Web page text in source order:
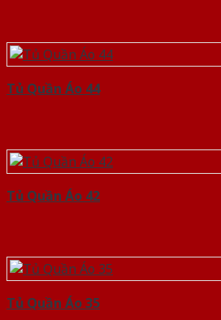
Tủ Quần Áo 44
Tủ Quần Áo 42
Tủ Quần Áo 35